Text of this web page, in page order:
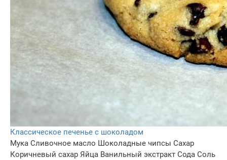
Классическое печенье с шоколадом
Мука Сливочное масло Шоколадные чипсы Сахар
Коричневый сахар Яйца Ванильный экстракт Сода Соль